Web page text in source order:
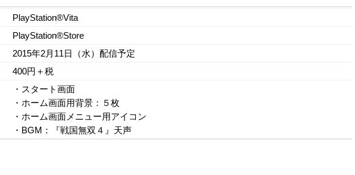
PlayStation®Vita
PlayStation®Store
2015年2月11日（水）配信予定
400円＋税
・スタート画面
・ホーム画面用背景：５枚
・ホーム画面メニュー用アイコン
・BGM：『戦国無双４』天声